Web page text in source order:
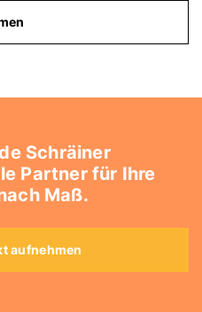
Schräiner
Partner für Ihre
Maß.
aufnehmen